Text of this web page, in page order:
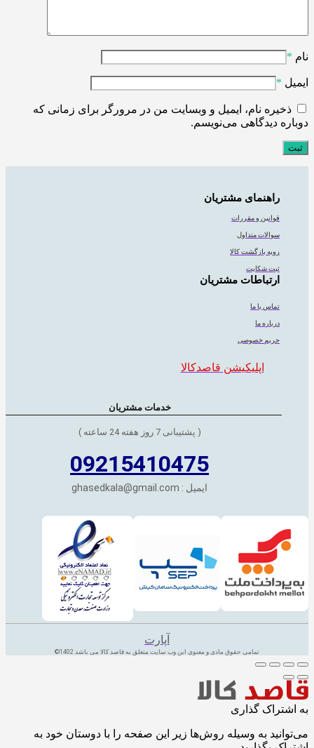
نام *
ایمیل *
ذخیره نام، ایمیل و وبسایت من در مرورگر برای زمانی که
دوباره دیدگاهی می‌نویسم.
راهنمای مشتریان
قوانین و مقررات
سوالات متداول
رویه بازگشت کالا
ثبت شکایت
ارتباطات مشتریان
تماس با ما
درباره ما
حریم خصوصی
اپلیکیشن قاصدکالا
خدمات مشتریان
( پشتیبانی 7 روز هفته 24 ساعته )
09215410475
ایمیل : ghasedkala@gmail.com
آپارت
تمامی حقوق مادی و معنوی این وب سایت متعلق به قاصد کالا می باشد 1402©
به اشتراک گذاری
می‌توانید به وسیله روش‌ها زیر این صفحه را با دوستان خود به